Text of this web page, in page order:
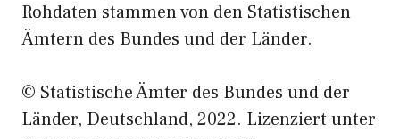
Rohdaten stammen von den Statistischen
Ämtern des Bundes und der Länder.
© Statistische Ämter des Bundes und der
Länder, Deutschland, 2022. Lizenziert unter